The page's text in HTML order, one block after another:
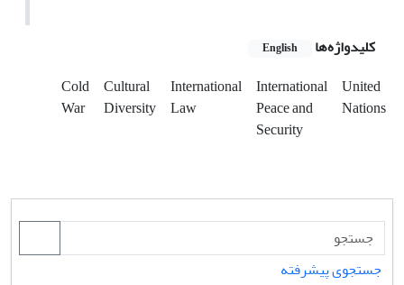
کلیدواژه‌ها English
Cold
War
Cultural
Diversity
International
Law
International
Peace and
Security
United
Nations
جستجوی پیشرفته